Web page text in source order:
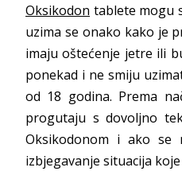
Oksikodon tablete mogu
uzima se onako kako je
imaju oštećenje jetre ili
ponekad i ne smiju
od 18 godina. Prema
progutaju s dovoljno
Oksikodonom i ako se
izbjegavanje situacija